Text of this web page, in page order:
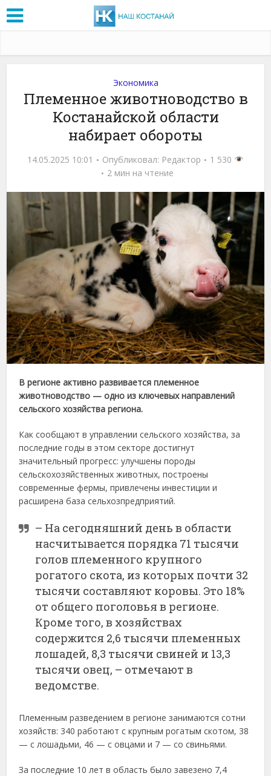
Экономика
Племенное животноводство в
Костанайской области
набирает обороты
14.05.2025 10:01 Опубликовал: Редактор
1 530
2 мин на чтение
В регионе активно развивается племенное
животноводство — одно из ключевых направлений
сельского хозяйства региона.
Как сообщают в управлении сельского хозяйства, за
последние годы в этом секторе достигнут
значительный прогресс: улучшены породы
сельскохозяйственных животных, построены
современные фермы, привлечены инвестиции и
расширена база сельхозпредприятий.
– На сегодняшний день в области
насчитывается порядка 71 тысячи
голов племенного крупного
рогатого скота, из которых почти 32
тысячи составляют коровы. Это 18%
от общего поголовья в регионе.
Кроме того, в хозяйствах
содержится 2,6 тысячи племенных
лошадей, 8,3 тысячи свиней и 13,3
тысячи овец, – отмечают в
ведомстве.
Племенным разведением в регионе занимаются сотни
хозяйств: 340 работают с крупным рогатым скотом, 38
— с лошадьми, 46 — с овцами и 7 — со свиньями.
За последние 10 лет в область было завезено 7,4